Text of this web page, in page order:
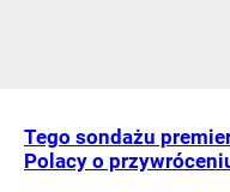
Tego sondażu
Polacy o